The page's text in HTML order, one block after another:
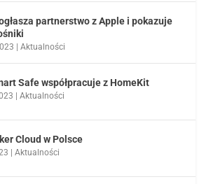
partnerstwo z Apple i pokazuje
|Aktualności
Safe współpracuje z HomeKit
|Aktualności
Cloud w Polsce
|Aktualności